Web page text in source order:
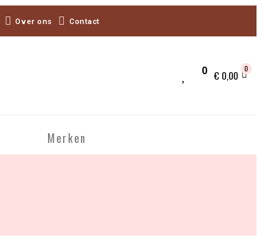
Over ons Contact
0 € 0,00 0
Merken